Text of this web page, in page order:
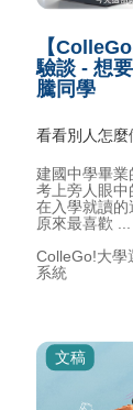
【
驗談 - 想
騰同學
看看別人怎麼
建國中學畢
考上旁人眼
在入學就讀的
原來最喜歡 ...
ColleGo!大學
系統
文稿